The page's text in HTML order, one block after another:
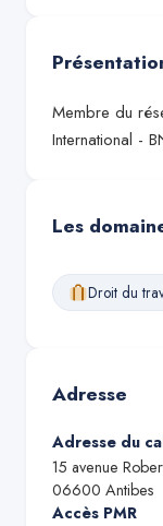
Membre du
International -
Les
Droit du
Adresse
Adresse du
15 avenue
06600 Antibes
Accès PMR